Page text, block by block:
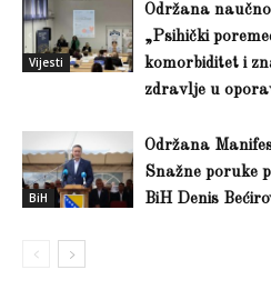
Vijesti
Održana
„Psihički
komorbiditet i
zdravlje u
BiH
Održana
Snažne poruke
BiH Denis